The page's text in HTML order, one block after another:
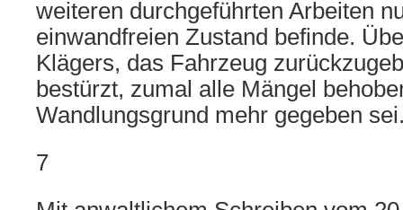
weiteren durchgeführten Arbeiten
einwandfreien Zustand befinde.
Klägers, das Fahrzeug
bestürzt, zumal alle Mängel
Wandlungsgrund mehr gegeben
7